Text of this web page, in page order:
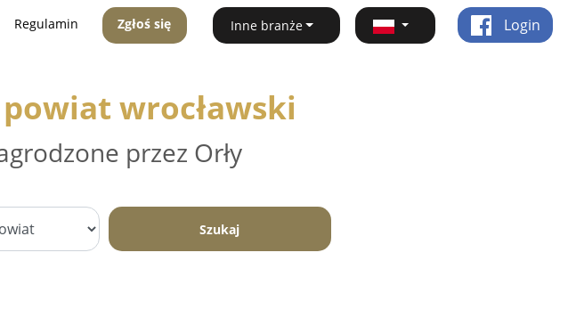
Regulamin Zgłoś się Inne branże Login
wrocławski
przez Orły
Szukaj